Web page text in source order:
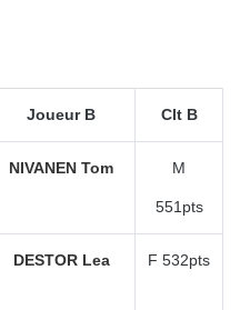
Joueur B Clt B
NIVANEN Tom M
551pts
DESTOR Lea F 532pts